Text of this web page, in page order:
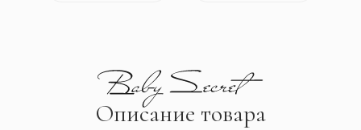
Описание товара